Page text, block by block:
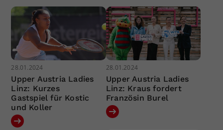
28.01.2024
Upper Austria Ladies
Linz: Kurzes
Gastspiel für Kostic
und Koller
28.01.2024
Upper Austria Ladies
Linz: Kraus fordert
Französin Burel